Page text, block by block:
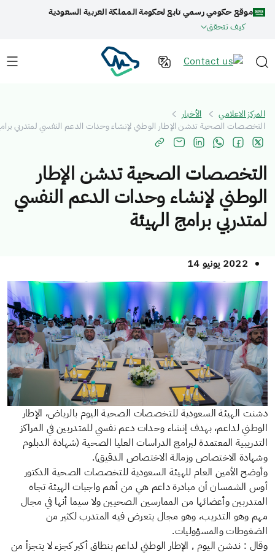
حكومي رسمي تابع لحكومة المملكة العربية السعودية
كيف تتحقق
الاعلامي
الأخبار
الصحية تدشن الإطار الوطني لإنشاء وحدات الدعم النفسي لمتدربي برامج الهيئة
الصحية تدشن الإطار
لإنشاء وحدات الدعم النفسي
برامج الهيئة
2022 يونيو 14
السعودية للتخصصات الصحية اليوم بالرياض، الإطار
لداعم، بهدف إنشاء وحدات دعم نفسي للمتدربين في المراكز
المعتمدة لبرامج الدراسات العليا الصحية (شهادة الدبلوم
الاختصاص وزمالة الاختصاص الدقيق).
الأمين العام للهيئة السعودية للتخصصات الصحية الدكتور
أن مبادرة داعم هي من أهم واجبات الهيئة تجاه
وأعضائها من الممارسين الصحيين ولا سيما أنها في مجال
التدريب، وهو مجال يتعرض فيه المتدرب لكثير من
والمسؤوليات.
ندشن اليوم , الإطار الوطني لداعم بنطاق أكبر كجزء لا يتجزأ من